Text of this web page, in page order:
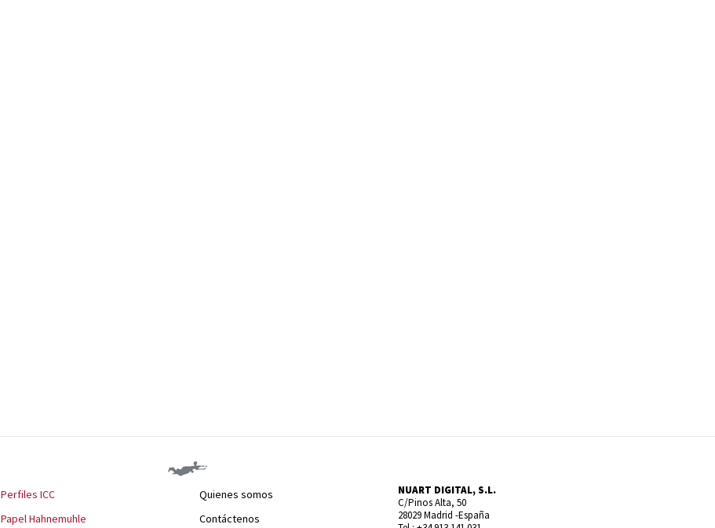
Perfiles ICC
Papel Hahnemuhle
Quienes somos
Contáctenos
NUART DIGITAL, S.L.
C/Pinos Alta, 50
28029 Madrid -España